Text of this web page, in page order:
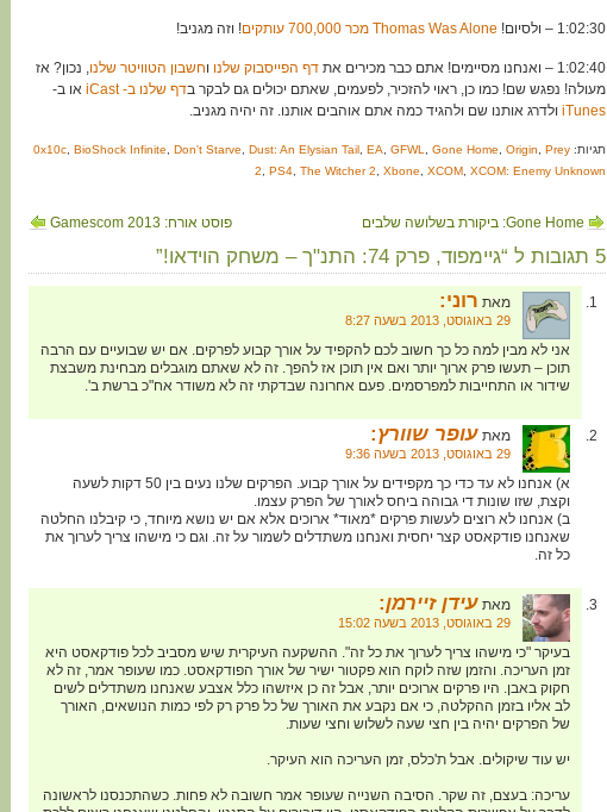
1:02:30 – ולסיום! ! וזה מגניב!
1:02:40 – ואנחנו מסיימים! אתם כבר מכירים את דף הפייסבוק שלנו וחשבון הטוויטר שלנו, נכון? אז
מעולה! נפגש שם! כמו כן, ראוי להזכיר, לפעמים, שאתם יכולים גם לבקר בדף שלנו ב- iCast
או ב-
iTunes ולדרג אותנו שם ולהגיד כמה אתם אוהבים אותנו. זה יהיה מגניב.
תגיות: 0x10c BioShock Infinite Don't Starve Dust: An Elysian Tail EA GFWL Gone Home Origin
Prey
2
PS4 The Witcher 2 Xbone XCOM XCOM: Enemy Unknown
Gone Home: ביקורת בשלושה שלבים פוסט אורח: Gamescom 2013
5 תגובות ל “גיימפוד, פרק 74: התנ"ך – משחק הוידאו!”
מאת רוני:
29 באוגוסט, 2013 בשעה 8:27
אני לא מבין למה כל כך חשוב לכם להקפיד על אורך קבוע לפרקים. אם יש שבועיים עם הרבה
תוכן – תעשו פרק ארוך יותר ואם אין תוכן אז להפך. זה לא שאתם מוגבלים מבחינת משבצת
שידור או התחייבות למפרסמים. פעם אחרונה שבדקתי זה לא משודר אח"כ ברשת ב'.
מאת עופר שוורץ:
29 באוגוסט, 2013 בשעה 9:36
א) אנחנו לא עד כדי כך מקפידים על אורך קבוע. הפרקים שלנו נעים בין 50 דקות לשעה
וקצת, שזו שונות די גבוהה ביחס לאורך של הפרק עצמו.
ב) אנחנו לא רוצים לעשות פרקים *מאוד* ארוכים אלא אם יש נושא מיוחד, כי קיבלנו החלטה
שאנחנו פודקאסט קצר יחסית ואנחנו משתדלים לשמור על זה. וגם כי מישהו צריך לערוך את
כל זה.
מאת עידן זיירמן:
29 באוגוסט, 2013 בשעה 15:02
בעיקר "כי מישהו צריך לערוך את כל זה". ההשקעה העיקרית שיש מסביב לכל פודקאסט היא
זמן העריכה. והזמן שזה לוקח הוא פקטור ישיר של אורך הפודקאסט. כמו שעופר אמר, זה לא
חקוק באבן. היו פרקים ארוכים יותר, אבל זה כן איזשהו כלל אצבע שאנחנו משתדלים לשים
לב אליו בזמן ההקלטה, כי אם נקבע את האורך של כל פרק רק לפי כמות הנושאים, האורך
של הפרקים יהיה בין חצי שעה לשלוש וחצי שעות.
יש עוד שיקולים. אבל ת'כלס, זמן העריכה הוא העיקר.
עריכה: בעצם, זה שקר. הסיבה השנייה שעופר אמר חשובה לא פחות. כשהתכנסנו לראשונה